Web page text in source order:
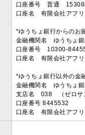
口座番号 普通
口座名 有限会社アフ
*ゆうちょ銀行からのお
金融機関名 ゆうちょ
口座番号 10300-
口座名 有限会社アフ
*ゆうちょ銀行以外の金
金融機関名 ゆうちょ
支店名 038 （ゼロサ
口座番号 8445532
口座名 有限会社アフ